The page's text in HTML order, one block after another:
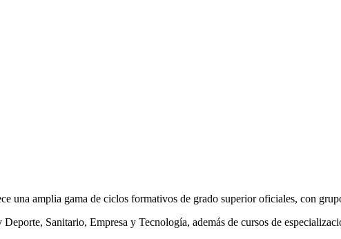
una amplia gama de ciclos formativos de grado superior oficiales, con
Sanitario, Empresa y Tecnología, además de cursos de